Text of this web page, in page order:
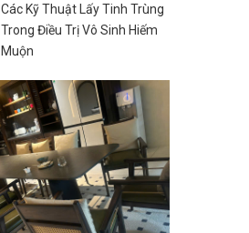
Các Kỹ Thuật Lấy Tinh Trùng
Trong Điều Trị Vô Sinh Hiếm
Muộn